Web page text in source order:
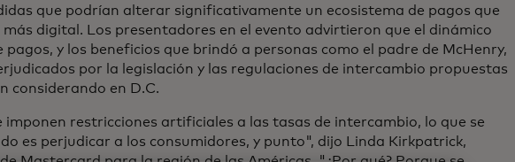
que podrían alterar significativamente un ecosistema de pagos que
más digital. Los presentadores en el evento advirtieron que el dinámico
pagos, y los beneficios que brindó a personas como el padre de McHenry,
por la legislación y las regulaciones de intercambio propuestas
considerando en D.C.
imponen restricciones artificiales a las tasas de intercambio, lo que se
es perjudicar a los consumidores, y punto", dijo Linda Kirkpatrick,